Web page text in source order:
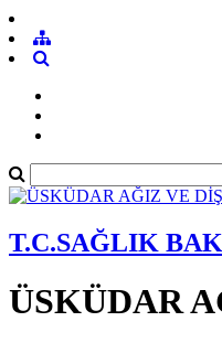
T.C.SAĞLIK
ÜSKÜDAR